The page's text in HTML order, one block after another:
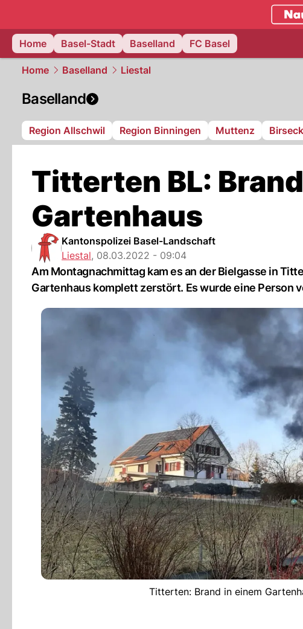
basel.
Home
Basel-Stadt Baselland FC Basel
Home Baselland Liestal
Baselland
Region Allschwil Region Binningen Muttenz Birseck
Titterten BL:
Gartenhaus
Kantonspolizei Basel-Landschaft
Liestal, 08.03.2022 - 09:04
Am Montagnachmittag kam es an der Bielgasse in
Gartenhaus komplett zerstört. Es wurde eine Person
Titterten: Brand in einem